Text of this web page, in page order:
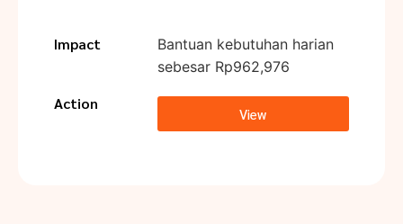
Impact
Bantuan kebutuhan harian
sebesar Rp962,976
Action
View